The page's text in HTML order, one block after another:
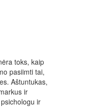
toks, kaip
pasiimti tai,
Aštuntukas,
ir
ir